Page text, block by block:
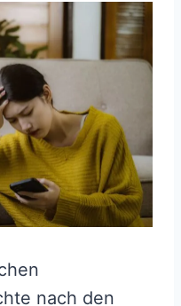
nach den